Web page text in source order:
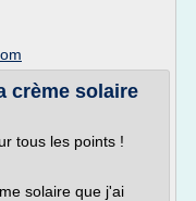
crème solaire
tous les points !
solaire que j'ai